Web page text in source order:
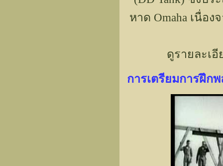
หาด Omaha เนื่อ
ดูรายละเ
การเตรียมการฝึก